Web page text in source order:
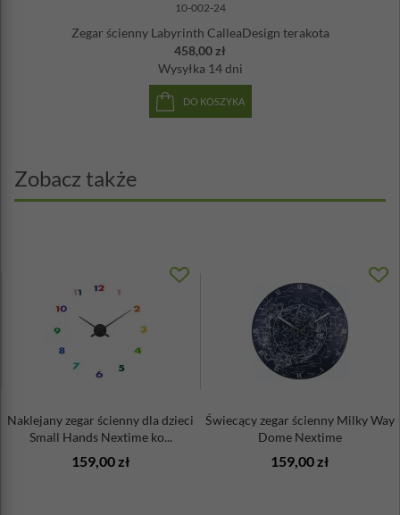
10-002-24
Zegar ścienny Labyrinth CalleaDesign terakota
458,00 zł
Wysyłka 14 dni
DO KOSZYKA
Zobacz także
Naklejany zegar ścienny dla dzieci
Small Hands Nextime ko...
159,00 zł
Świecący zegar ścienny Milky Way
Dome Nextime
159,00 zł